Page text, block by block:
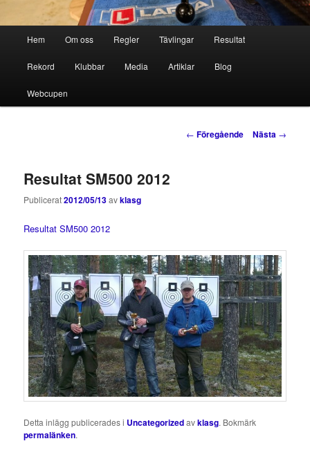
Hoppa
till
primärt
Hoppa
till
sekundärt
Hem Om oss Regler Tävlingar Resultat
Rekord Klubbar Media Artiklar Blog
Webcupen
Inläggsnavigering
← Föregående Nästa →
Resultat SM500 2012
Publicerat2012/05/13avklasg
Resultat SM500 2012
Detta inlägg publicerades i Uncategorizedavklasg. Bokmärk
permalänken.